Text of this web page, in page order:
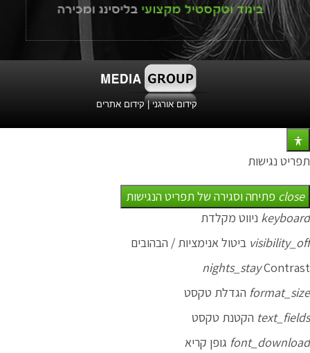
קידום אורגני|קידום אתרים
תפריט נגישות
close פתיחה וסגירה של תפריט הנגישות
keyboard ניווט מקלדת
visibility_off ביטול אנימציות / הבהובים
nights_stayContrast
format_size הגדלת טקסט
text_fields הקטנת טקסט
font_download גופן קריא